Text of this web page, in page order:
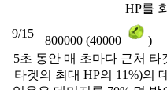
HP를
9/15
800000 (40000 )
5초 동안 매 초마다 근처 타
타겟의 최대 HP의 11%)의